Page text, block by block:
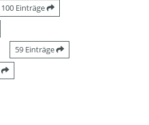
100 Einträge
59 Einträge